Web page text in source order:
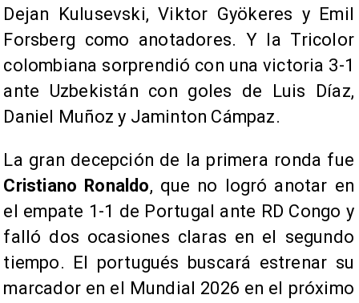
Dejan Kulusevski, Viktor Gyökeres y Emil
Forsberg como anotadores. Y la Tricolor
colombiana sorprendió con una victoria 3-1
ante Uzbekistán con goles de Luis Díaz,
Daniel Muñoz y Jaminton Cámpaz.
La gran decepción de la primera ronda fue
Cristiano Ronaldo, que no logró anotar en
el empate 1-1 de Portugal ante RD Congo y
falló dos ocasiones claras en el segundo
tiempo. El portugués buscará estrenar su
marcador en el Mundial 2026 en el próximo